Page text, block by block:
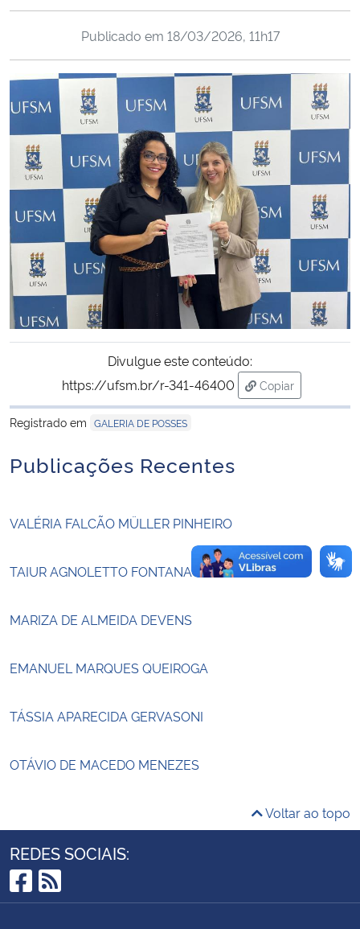
Ministério da Cidadania
Ministério de Minas e Energia
Ministério da Ciência, Tecnologia, Inovações e Comunicações
Ministério do Meio Ambiente
Ministério do Turismo
Ministério do Desenvolvimento Regional
Controladoria-Geral da União
Ministério da Mulher, da Família e dos Direitos Humanos
Advocacia-Geral da União
Banco Central do Brasil
Publicado em 18/03/2026, 11h17
Divulgue este conteúdo:
https://ufsm.br/r-341-46400
Copiar
para área de
Registrado em GALERIA DE POSSES
Publicações Recentes
VALÉRIA FALCÃO MÜLLER PINHEIRO
TAIUR AGNOLETTO FONTANA
MARIZA DE ALMEIDA DEVENS
EMANUEL MARQUES QUEIROGA
TÁSSIA APARECIDA GERVASONI
OTÁVIO DE MACEDO MENEZES
Voltar ao topo
REDES SOCIAIS:
Facebook
RSS